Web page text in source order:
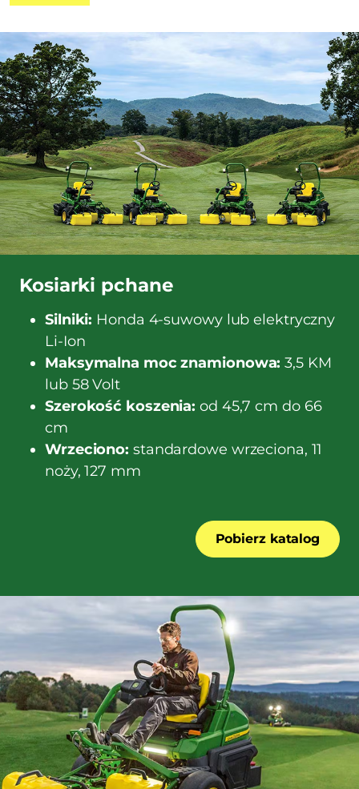
Kosiarki pchane
Silniki: Honda 4-suwowy lub elektryczny
Li-Ion
Maksymalna moc znamionowa: 3,5 KM
lub 58 Volt
Szerokość koszenia: od 45,7 cm do 66
cm
Wrzeciono: standardowe wrzeciona, 11
noży, 127 mm
Pobierz katalog